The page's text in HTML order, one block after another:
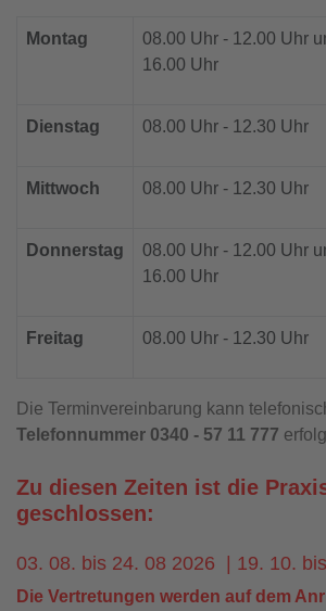
Montag
08.00 Uhr - 12.00 Uhr
16.00 Uhr
Dienstag 08.00 Uhr - 12.30 Uhr
Mittwoch 08.00 Uhr - 12.30 Uhr
Donnerstag
08.00 Uhr - 12.00 Uhr
16.00 Uhr
Freitag 08.00 Uhr - 12.30 Uhr
Die Terminvereinbarung kann
Telefonnummer 0340 - 57 11 777
Zu diesen Zeiten ist die
geschlossen:
03. 08. bis 24. 08 2026 | 19. 10.
Die Vertretungen werden auf dem